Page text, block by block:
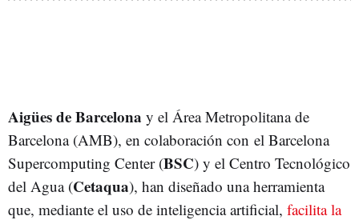
Aigües de Barcelona y el Área Metropolitana de
Barcelona (AMB), en colaboración con el Barcelona
Supercomputing Center (BSC) y el Centro Tecnológico
del Agua (Cetaqua), han diseñado una herramienta
que, mediante el uso de inteligencia artificial, facilita la